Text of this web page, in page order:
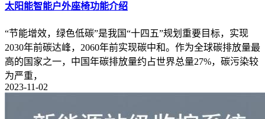
太阳能智能户外座椅功能介绍
“节能增效，绿色低碳”是我国“十四五”规划重要目标，实现
2030年前碳达峰，2060年前实现碳中和。作为全球碳排放量最
高的国家之一，中国年碳排放量约占世界总量27%，碳污染较
为严重，
2023-11-02